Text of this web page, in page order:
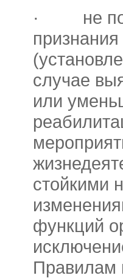
· не
случае
или
стойкими
функций
Правилам